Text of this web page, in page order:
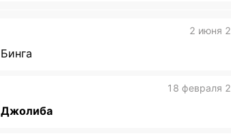
2 июня
Бинга
18 февраля
Джолиба